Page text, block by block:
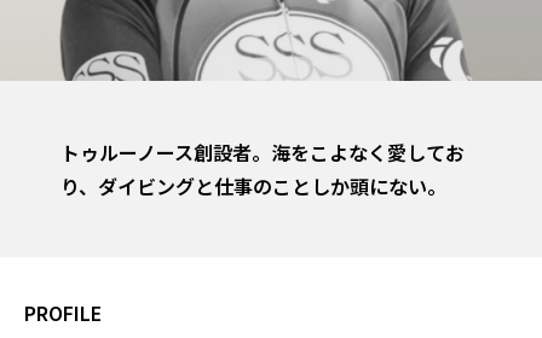
トゥルーノース創設者。海をこよなく愛してお
り、ダイビングと仕事のことしか頭にない。
PROFILE